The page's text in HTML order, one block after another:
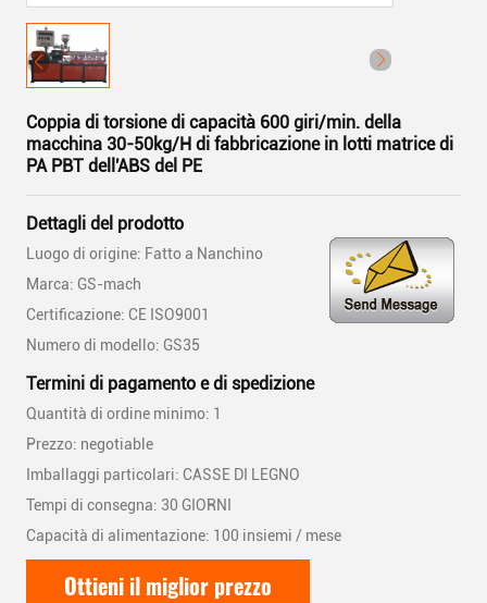
Coppia di torsione di capacità 600 giri/min. della
macchina 30-50kg/H di fabbricazione in lotti matrice di
PA PBT dell'ABS del PE
Dettagli del prodotto
Luogo di origine: Fatto a Nanchino
Marca: GS-mach
Certificazione: CE ISO9001
Numero di modello: GS35
Termini di pagamento e di spedizione
Quantità di ordine minimo: 1
Prezzo: negotiable
Imballaggi particolari: CASSE DI LEGNO
Tempi di consegna: 30 GIORNI
Capacità di alimentazione: 100 insiemi / mese
Ottieni il miglior prezzo